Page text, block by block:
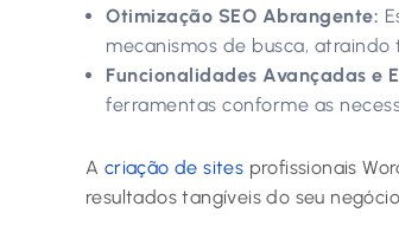
Otimização SEO Abrangente:
mecanismos de busca,
Funcionalidades Avançadas e
ferramentas conforme as
A criação de sites profissionais
resultados tangíveis do seu